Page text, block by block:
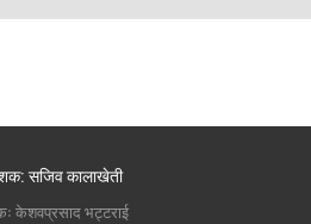
सजिव कालाखेती
केशवप्रसाद भट्टराई